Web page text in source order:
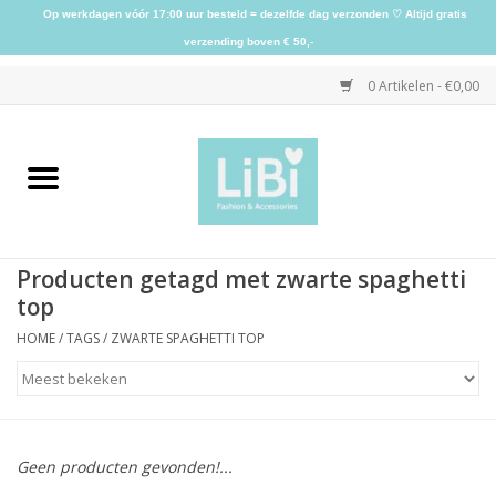
0 Artikelen - €0,00
Home
Kleding
Accessoires
Producten getagd met zwarte spaghetti
top
HOME/TAGS/ ZWARTE SPAGHETTI TOP
Geen producten gevonden!...
Op werkdagen vóór 17:00 uur besteld = dezelfde dag verzonden ♡ Altijd gratis
verzending boven € 50,-